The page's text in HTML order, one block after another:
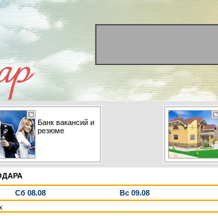
Банк вакансий и
резюме
Сб 08.08 Вс 09.08